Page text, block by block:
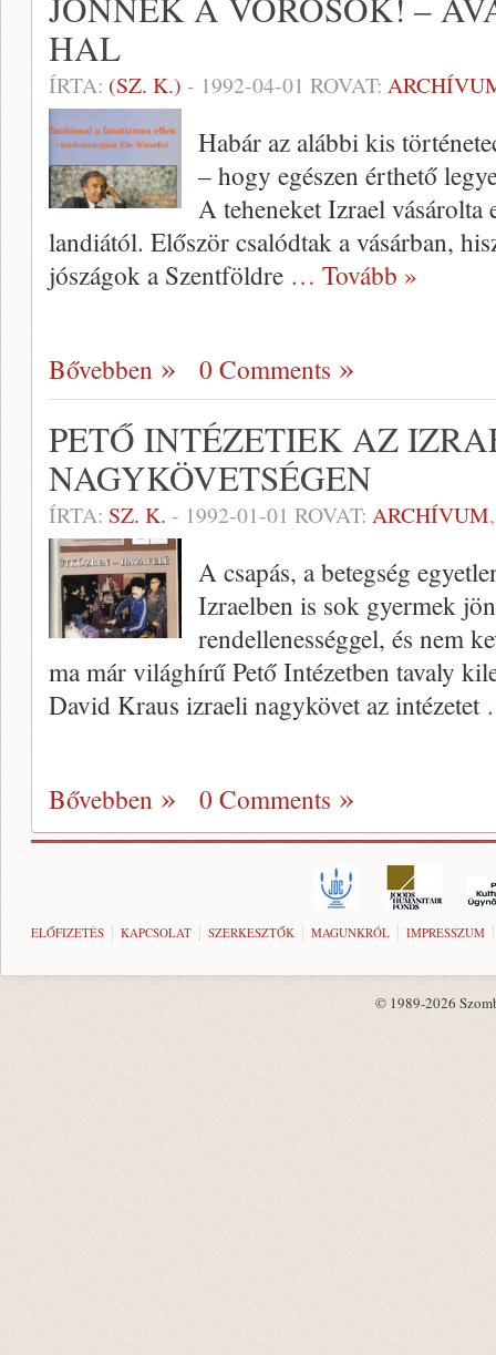
HAL
ÍRTA: (SZ. K.) - 1992-04-01 ROVAT:
Habár az alábbi kis
– hogy egészen érthető
A teheneket Izrael
landiától. Először csalódtak a vásárban,
jószágok a Szentföldre … Tovább »
Bővebben 0 Comments
PETŐ INTÉZETIEK AZ
NAGYKÖVETSÉGEN
ÍRTA: SZ. K. - 1992-01-01 ROVAT: ARCHÍVUM
A csapás, a betegség
Izraelben is sok gyer­mek
rendellenességgel, és nem
ma már világhírű Pető Intézetben tavaly
David Kraus izraeli nagykövet az intézetet
Bővebben 0 Comments
ELŐFIZETÉS KAPCSOLAT SZERKESZTŐK MAGUNKRÓL IMPRESSZUM
© 1989-2026